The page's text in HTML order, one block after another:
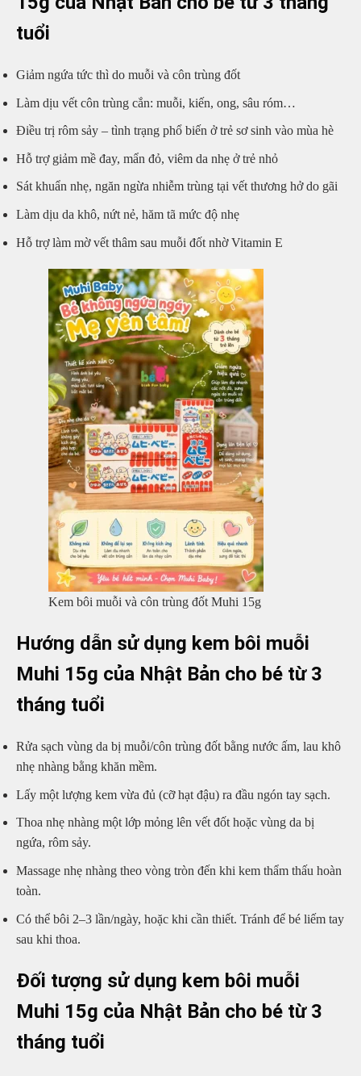
tuổi
Giảm ngứa tức thì do muỗi và côn trùng đốt
Làm dịu vết côn trùng cắn: muỗi, kiến, ong, sâu róm…
Điều trị rôm sảy – tình trạng phổ biến ở trẻ sơ sinh vào mùa hè
Hỗ trợ giảm mề đay, mẩn đỏ, viêm da nhẹ ở trẻ nhỏ
Sát khuẩn nhẹ, ngăn ngừa nhiễm trùng tại vết thương hở do gãi
Làm dịu da khô, nứt nẻ, hăm tã mức độ nhẹ
Hỗ trợ làm mờ vết thâm sau muỗi đốt nhờ Vitamin E
Kem bôi muỗi và côn trùng đốt Muhi 15g
Hướng dẫn sử dụng kem bôi muỗi
Muhi 15g của Nhật Bản cho bé từ 3
tháng tuổi
Rửa sạch vùng da bị muỗi/côn trùng đốt bằng nước ấm, lau khô
nhẹ nhàng bằng khăn mềm.
Lấy một lượng kem vừa đủ (cỡ hạt đậu) ra đầu ngón tay sạch.
Thoa nhẹ nhàng một lớp mỏng lên vết đốt hoặc vùng da bị
ngứa, rôm sảy.
Massage nhẹ nhàng theo vòng tròn đến khi kem thẩm thấu hoàn
toàn.
Có thể bôi 2–3 lần/ngày, hoặc khi cần thiết. Tránh để bé liếm tay
sau khi thoa.
Đối tượng sử dụng kem bôi muỗi
Muhi 15g của Nhật Bản cho bé từ 3
tháng tuổi